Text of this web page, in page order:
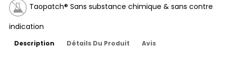
Taopatch® Sans substance chimique & sans contre
indication
Description Détails Du Produit Avis